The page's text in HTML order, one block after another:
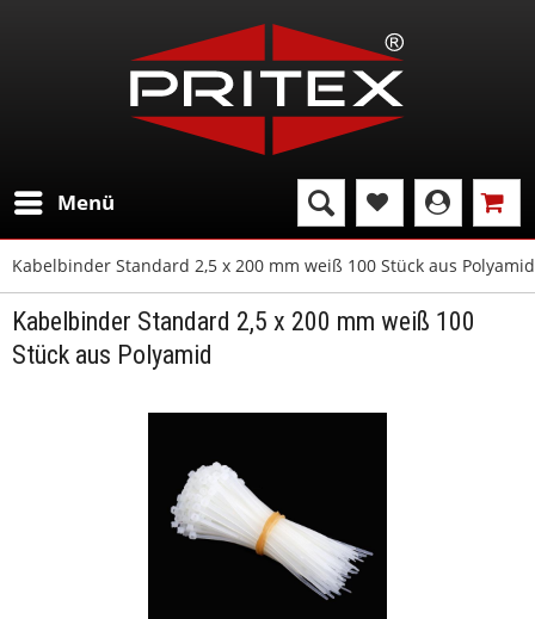
Menü
Kabelbinder Standard 2,5 x 200 mm weiß 100 Stück aus Polyamid
Kabelbinder Standard 2,5 x 200 mm weiß 100
Stück aus Polyamid